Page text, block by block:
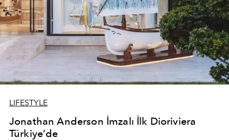
LIFESTYLE
Jonathan Anderson İmzalı İlk Dioriviera
Türkiye’de